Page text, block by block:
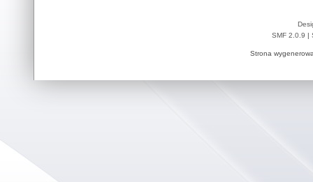
SMF 2.0.9 |
Strona